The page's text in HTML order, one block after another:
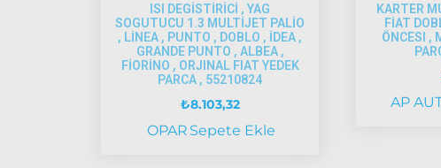
ISI DEGİSTİRİCİ , YAG
SOGUTUCU 1.3 MULTİJET PALİO
, LİNEA , PUNTO , DOBLO , İDEA ,
GRANDE PUNTO , ALBEA ,
FİORİNO , ORJINAL FIAT YEDEK
PARCA , 55210824
₺8.103,32
OPAR Sepete Ekle
KARTER
FİAT
ÖNCESI ,
AP